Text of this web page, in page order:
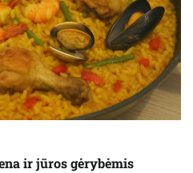
ir jūros gėrybėmis